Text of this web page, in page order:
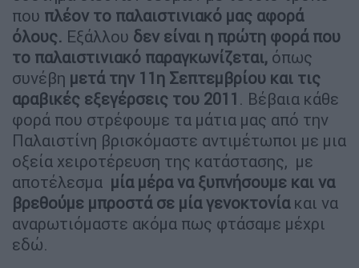
που πλέον το παλαιστινιακό μας αφορά
όλους. Εξάλλου δεν είναι η πρώτη φορά που
το παλαιστινιακό παραγκωνίζεται, όπως
συνέβη μετά την 11η Σεπτεμβρίου και τις
αραβικές εξεγέρσεις του 2011 . Βέβαια κάθε
φορά που στρέφουμε τα μάτια μας από την
Παλαιστίνη βρισκόμαστε αντιμέτωποι με μια
οξεία χειροτέρευση της κατάστασης, με
αποτέλεσμα μία μέρα να ξυπνήσουμε και να
βρεθούμε μπροστά σε μία γενοκτονίακαι να
αναρωτιόμαστε ακόμα πως φτάσαμε μέχρι
εδώ.